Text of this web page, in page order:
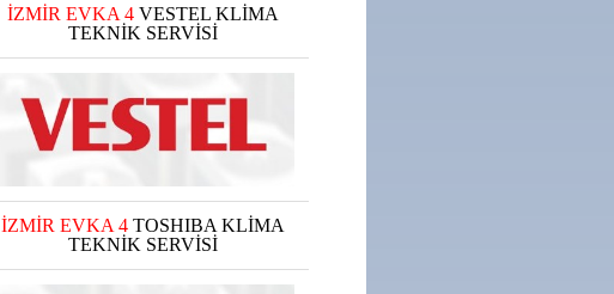
İZMİR EVKA 4 VESTEL KLİMA
TEKNİK SERVİSİ
İZMİR EVKA 4 TOSHIBA KLİMA
TEKNİK SERVİSİ